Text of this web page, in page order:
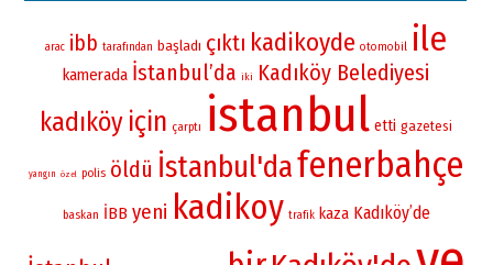
arac ibb tarafından başladı çıktı kadikoyde otomobil ile
kamerada İstanbul’da iki Kadıköy Belediyesi
kadıköy için çarptı istanbul etti gazetesi
yangın özel polis öldü İstanbul'dafenerbahçe
baskan İBB yeni kadikoy trafik kaza Kadıköy’de